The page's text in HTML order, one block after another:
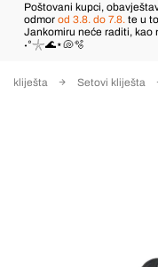
Poštovani kupci,
odmor od 3.8. do 7.8. te u
Jankomiru neće raditi, kao
˖°𓇼🌊⋆🐚🫧
i kliješta Setovi kliješta